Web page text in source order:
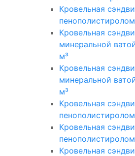
Кровельная
Кровельная
минеральной
м³
Кровельная
минеральной
м³
Кровельная
Кровельная
Кровельная